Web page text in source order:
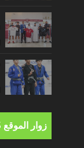
زوار الموقع OUR VISITORS